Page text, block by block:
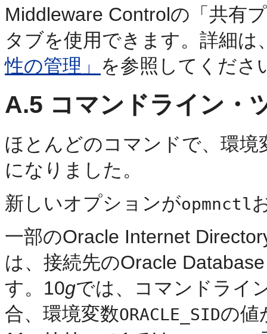
Middleware Controlの「共有
タブを使用できます。詳細は
性の管理」 を参照してくださ
A.5 コマンドライン・
ほとんどのコマンドで、環境
になりました。
新しいオプションがopmnctl
一部のOracle Internet
は、接続先のOracle
す。10gでは、コマンドライ
合、環境変数ORACLE_SIDの値